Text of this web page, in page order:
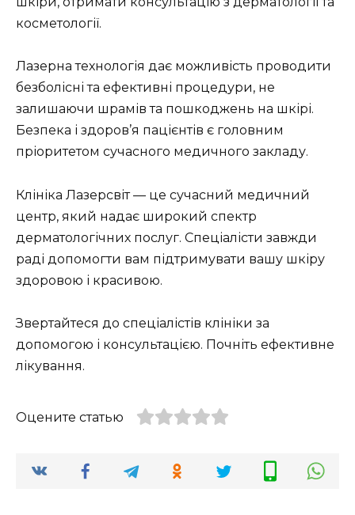
косметології.
Лазерна технологія дає можливість проводити
безболісні та ефективні процедури, не
залишаючи шрамів та пошкоджень на шкірі.
Безпека і здоров’я пацієнтів є головним
пріоритетом сучасного медичного закладу.
Клініка Лазерсвіт — це сучасний медичний
центр, який надає широкий спектр
дерматологічних послуг. Спеціалісти завжди
раді допомогти вам підтримувати вашу шкіру
здоровою і красивою.
Звертайтеся до спеціалістів клініки за
допомогою і консультацією. Почніть ефективне
лікування.
Оцените статью